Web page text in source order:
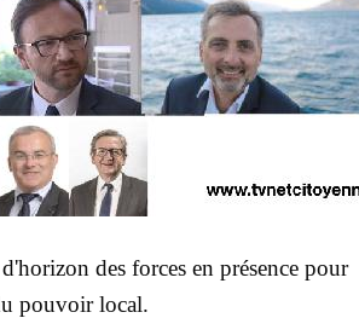
des forces en présence pour
pouvoir local.